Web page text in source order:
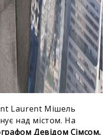
Laurent Мішель
над містом. На
Девідом Сімсом,